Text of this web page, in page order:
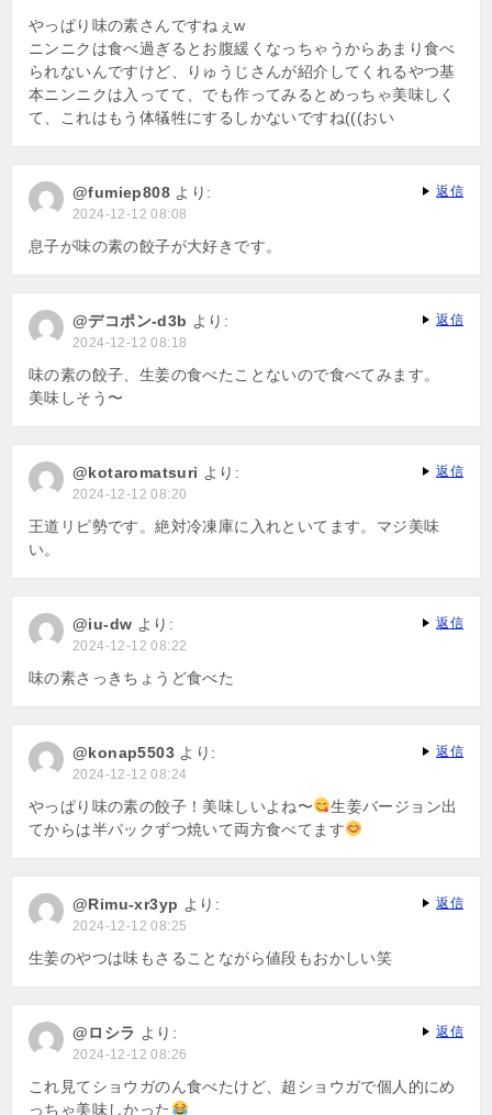
やっぱり味の素さんですねぇw
ニンニクは食べ過ぎるとお腹緩くなっちゃうからあまり食べ
られないんですけど、りゅうじさんが紹介してくれるやつ基
本ニンニクは入ってて、でも作ってみるとめっちゃ美味しく
て、これはもう体犠牲にするしかないですね(((おい
@fumiep808 より:
2024-12-12 08:08
息子が味の素の餃子が大好きです。
返信
@デコポン-d3b より:
2024-12-12 08:18
味の素の餃子、生姜の食べたことないので食べてみます。
美味しそう〜
返信
@kotaromatsuri より:
2024-12-12 08:20
王道リピ勢です。絶対冷凍庫に入れといてます。マジ美味
い。
返信
@iu-dw より:
2024-12-12 08:22
味の素さっきちょうど食べた
返信
@konap5503 より:
2024-12-12 08:24
やっぱり味の素の餃子！美味しいよね〜
生姜バージョン出
てからは半パックずつ焼いて両方食べてます
返信
@Rimu-xr3yp より:
2024-12-12 08:25
生姜のやつは味もさることながら値段もおかしい笑
返信
@ロシラ より:
2024-12-12 08:26
これ見てショウガのん食べたけど、超ショウガで個人的にめ
っちゃ美味しかった
返信